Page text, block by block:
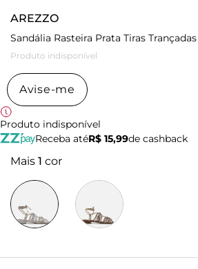
AREZZO
Sandália Rasteira Prata Tiras
Produto indisponível
Avise-me
Produto indisponível
Receba atéR$ 15,99de cashback
Mais 1 cor